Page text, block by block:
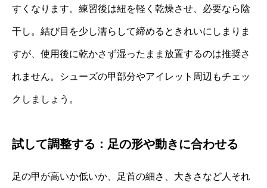
すくなります。練習後は紐を軽く乾燥させ、必要なら陰
干し。結び目を少し濡らして締めるときれいにしまりま
すが、使用後に乾かさず湿ったまま放置するのは推奨さ
れません。シューズの甲部分やアイレット周辺もチェッ
クしましょう。
試して調整する：足の形や動きに合わせる
足の甲が高いか低いか、足首の細さ、大きさなど人それ